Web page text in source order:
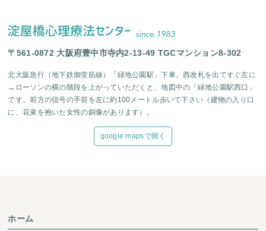
〒561-0872 大阪府豊中市寺内2-13-49 TGCマンション8-302
北大阪急行（地下鉄御堂筋線）「緑地公園駅」下車。西改札を出てすぐ左に
→ローソンの横の階段を上がっていただくと、地図中の「緑地公園駅西口」
です。前方の信号の手前を左に約100メートル歩いて下さい（建物の入り口
に、花束を抱いた女性の銅像があります）。
google mapsで開く
ホーム